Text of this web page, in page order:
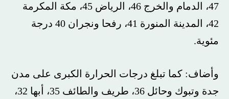
47، الدمام والخرج 46، الرياض 45، مكة المكرمة
42، المدينة المنورة 41، رفحا ونجران 40 درجة
مئوية.
وأضاف: كما تبلغ درجات الحرارة الكبرى على مدن
جدة وتبوك وحائل 36، طريف والطائف 35، أبها 32،